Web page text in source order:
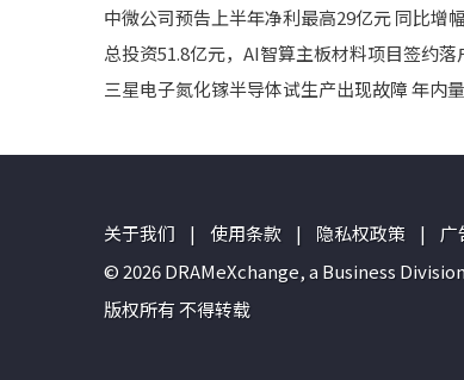
中微公司预告上半年净利最高29亿元 同比增
总投资51.8亿元，AI智算主板材料项目签约落
三星电子氮化镓半导体试生产出现故障 年内
关于我们 | 使用条款 | 隐私权政策 | 广
© 2026 DRAMeXchange, a Business
版权所有 不得转载